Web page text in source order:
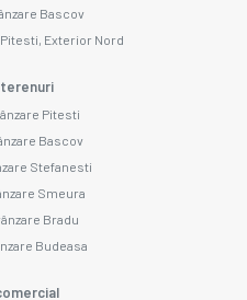
Bascov
Exterior Nord
Pitesti
Bascov
Stefanesti
Smeura
Bradu
Budeasa